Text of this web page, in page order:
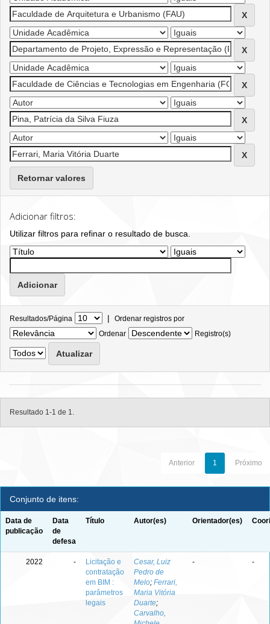
Retornar valores
Adicionar filtros:
Utilizar filtros para refinar o resultado de busca.
Resultados/Página | Ordenar registros por
Ordenar
Registro(s)
Resultado 1-1 de 1.
Anterior 1 Próximo
Conjunto de itens:
Data de
publicação
Data
de
defesa
Título Autor(es) Orientador(es)
2022 -
Licitação e
contratação
em BIM :
parâmetros
legais
Cesar, Luiz
Pedro de
Melo; Ferrari,
Maria Vitória
Duarte;
Carvalho,
- -